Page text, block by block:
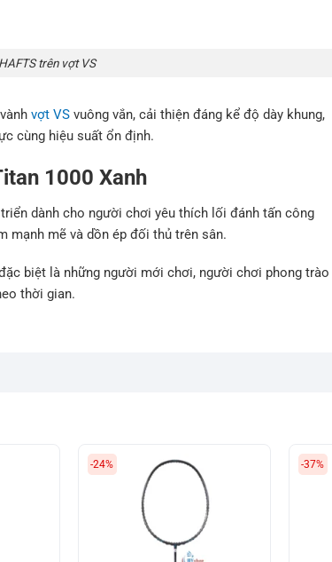
trên vợt VS
vợt VS vuông vắn, cải thiện đáng kể độ dày khung,
cùng hiệu suất ổn định.
1000 Xanh
dành cho người chơi yêu thích lối đánh tấn công
mạnh mẽ và dồn ép đối thủ trên sân.
biệt là những người mới chơi, người chơi phong trào
thời gian.
-24% -37%